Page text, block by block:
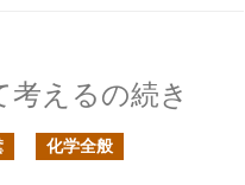
考えるの続き
化学全般